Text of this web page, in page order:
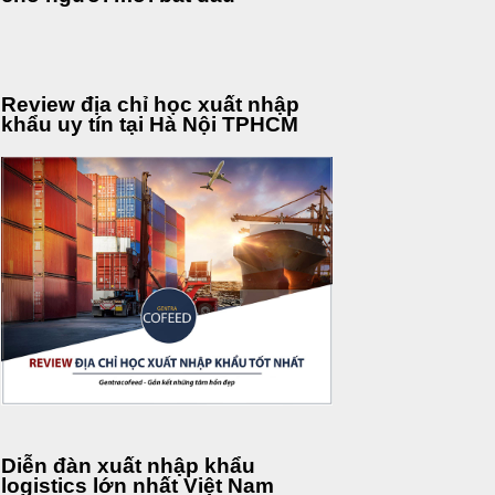
Review địa chỉ học xuất nhập
khẩu uy tín tại Hà Nội TPHCM
Diễn đàn xuất nhập khẩu
logistics lớn nhất Việt Nam